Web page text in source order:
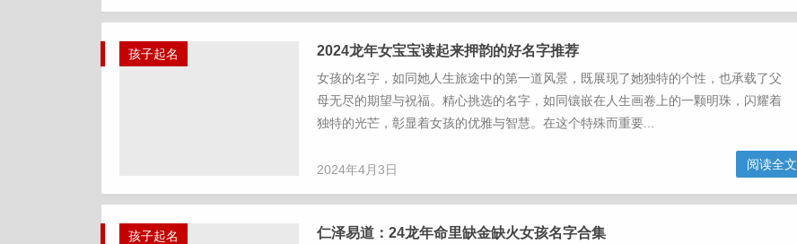
孩子起名 2024龙年女宝宝读起来押韵的好名字推荐
女孩的名字，如同她人生旅途中的第一道风景，既展现了她独特的个性，也承载了父
母无尽的期望与祝福。精心挑选的名字，如同镶嵌在人生画卷上的一颗明珠，闪耀着
独特的光芒，彰显着女孩的优雅与智慧。在这个特殊而重要...
2024年4月3日 阅读全文
孩子起名 仁泽易道：24龙年命里缺金缺火女孩名字合集